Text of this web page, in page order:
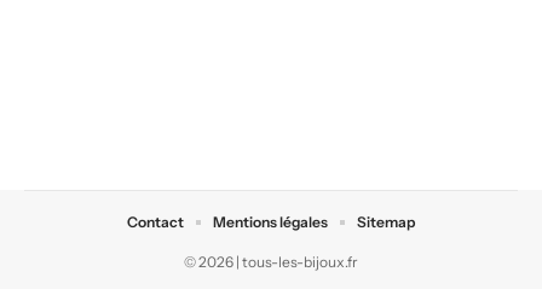
© 2026 | tous-les-bijoux.fr
Contact Mentions légales Sitemap